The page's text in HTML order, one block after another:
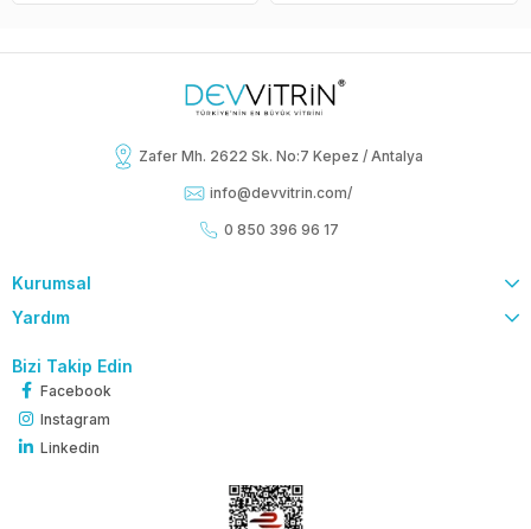
Zafer Mh. 2622 Sk. No:7 Kepez / Antalya
info@devvitrin.com/
0 850 396 96 17
Kurumsal
Yardım
Bizi Takip Edin
Facebook
Instagram
Linkedin